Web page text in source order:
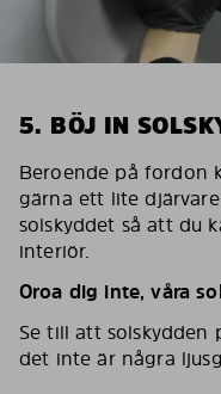
5. BÖJ IN
Beroende på fordon
gärna ett lite
solskyddet så att du
interiör.
Oroa dig inte, våra
Se till att
det inte är några